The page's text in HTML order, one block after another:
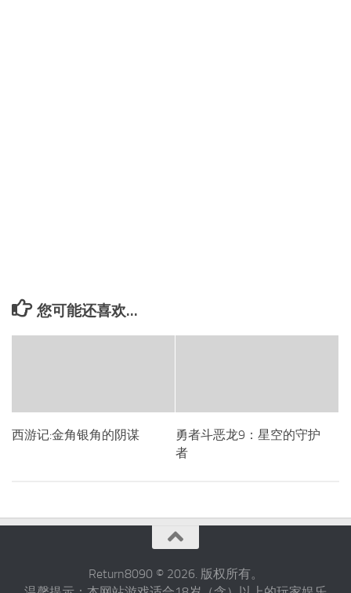
您可能还喜欢...
西游记:金角银角的阴谋
勇者斗恶龙9：星空的守护
者
Return8090 © 2026. 版权所有。